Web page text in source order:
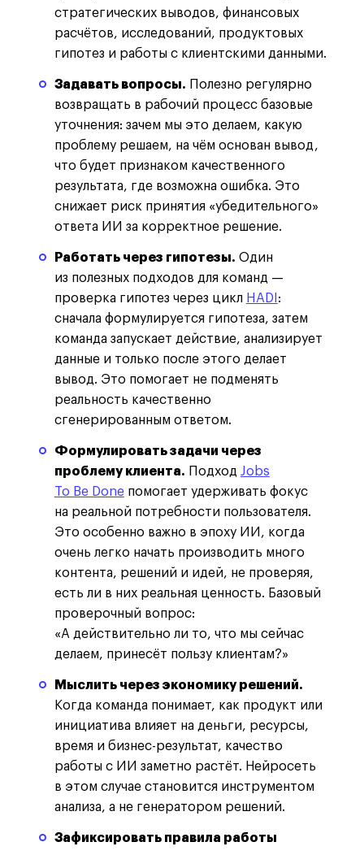
стратегических выводов, финансовых
расчётов, исследований, продуктовых
гипотез и работы с клиентскими данными.
Задавать вопросы. Полезно регулярно
возвращать в рабочий процесс базовые
уточнения: зачем мы это делаем, какую
проблему решаем, на чём основан вывод,
что будет признаком качественного
результата, где возможна ошибка. Это
снижает риск принятия «убедительного»
ответа ИИ за корректное решение.
Работать через гипотезы. Один
из полезных подходов для команд —
проверка гипотез через цикл HADI :
сначала формулируется гипотеза, затем
команда запускает действие, анализирует
данные и только после этого делает
вывод. Это помогает не подменять
реальность качественно
сгенерированным ответом.
Формулировать задачи через
проблему клиента. Подход Jobs
To Be Doneпомогает удерживать фокус
на реальной потребности пользователя.
Это особенно важно в эпоху ИИ, когда
очень легко начать производить много
контента, решений и идей, не проверяя,
есть ли в них реальная ценность. Базовый
проверочный вопрос:
«А действительно ли то, что мы сейчас
делаем, принесёт пользу клиентам?»
Мыслить через экономику решений.
Когда команда понимает, как продукт или
инициатива влияет на деньги, ресурсы,
время и бизнес-результат, качество
работы с ИИ заметно растёт. Нейросеть
в этом случае становится инструментом
анализа, а не генератором решений.
Зафиксировать правила работы